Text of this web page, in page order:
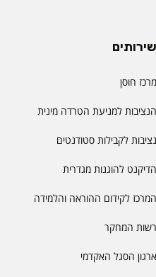
שירותים
מרכז חוסן
הנציבות למניעת הטרדה מינית
נציבות לקבילות סטודנטים
הדיקנט להוגנות מגדרית
המרכז לקידום ההוראה והלמידה
רשות המחקר
ארגון הסגל האקדמי